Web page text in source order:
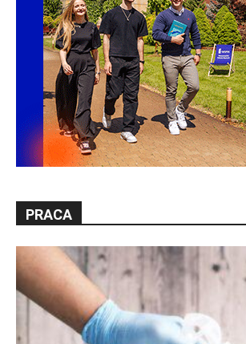
PRACA